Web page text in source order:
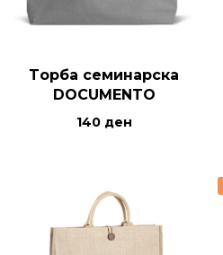
Tорба семинарска
DOCUMENTO
140 ден